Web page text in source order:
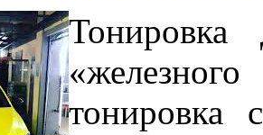
Тонировка
тонировка